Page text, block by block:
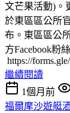
文芒果活動)。
於東區區公所
布。東區區公
方Facebook粉
https://
繼續閱讀
1個月前
福爾摩沙遊艇